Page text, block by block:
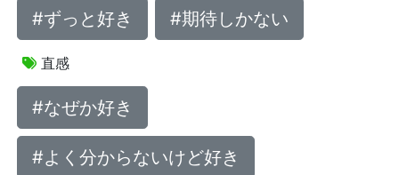
#ずっと好き #期待しかない
直感
#なぜか好き
#よく分からないけど好き